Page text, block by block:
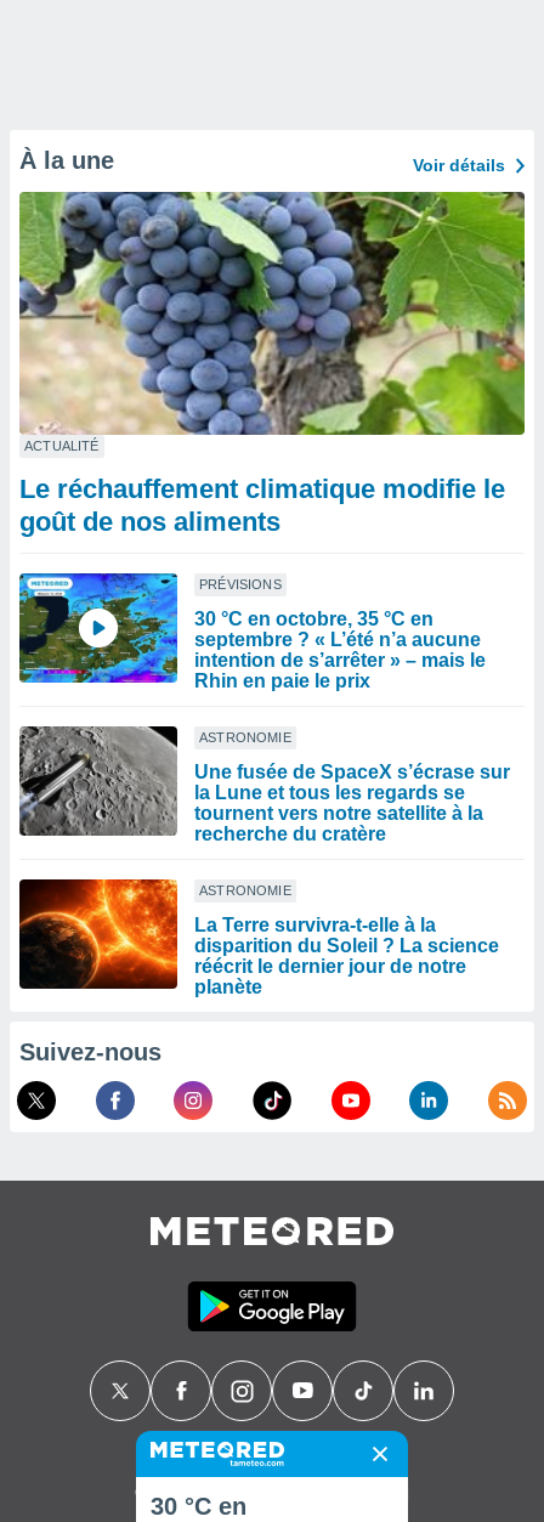
À la une Voir détails
ACTUALITÉ
Le réchauffement climatique modifie le
goût de nos aliments
PRÉVISIONS
30 °C en octobre, 35 °C en
septembre ? « L’été n’a aucune
intention de s’arrêter » – mais le
Rhin en paie le prix
ASTRONOMIE
Une fusée de SpaceX s’écrase sur
la Lune et tous les regards se
tournent vers notre satellite à la
recherche du cratère
ASTRONOMIE
La Terre survivra-t-elle à la
disparition du Soleil ? La science
réécrit le dernier jour de notre
planète
Suivez-nous
Contact
30 °C en